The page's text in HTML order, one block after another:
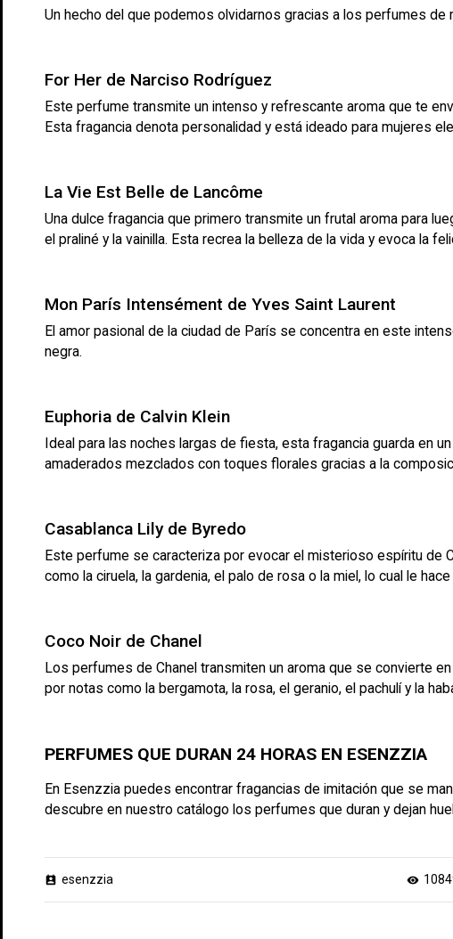
Un hecho del que podemos olvidarnos gracias a los perfumes
For Her de Narciso Rodríguez
Este perfume transmite un intenso y refrescante aroma que te
Esta fragancia denota personalidad y está ideado para mujeres
La Vie Est Belle de Lancôme
Una dulce fragancia que primero transmite un frutal aroma para
el praliné y la vainilla. Esta recrea la belleza de la vida y evoca la
Mon París Intensément de Yves Saint Laurent
El amor pasional de la ciudad de París se concentra en este
negra.
Euphoria de Calvin Klein
Ideal para las noches largas de fiesta, esta fragancia guarda en
amaderados mezclados con toques florales gracias a la
Casablanca Lily de Byredo
Este perfume se caracteriza por evocar el misterioso espíritu de
como la ciruela, la gardenia, el palo de rosa o la miel, lo cual le
Coco Noir de Chanel
Los perfumes de Chanel transmiten un aroma que se convierte
por notas como la bergamota, la rosa, el geranio, el pachulí y la
PERFUMES QUE DURAN 24 HORAS EN ESENZZIA
En Esenzzia puedes encontrar fragancias de imitación que se
descubre en nuestro catálogo los perfumes que duran y dejan
perm_contact_calendar esenzzia visibility